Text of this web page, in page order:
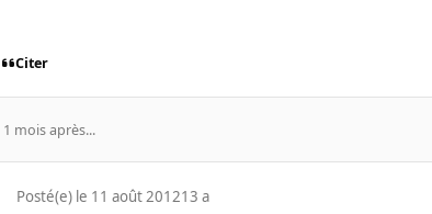
Citer
1 mois après...
Posté(e) le 11 août 201213 a